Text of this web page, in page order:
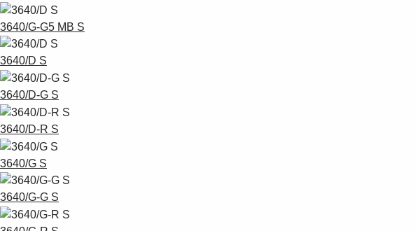
3640/G-G5 MB S
3640/D S
3640/D-G S
3640/D-R S
3640/G S
3640/G-G S